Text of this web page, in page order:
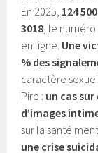
En 2025, 124
3018, le
en ligne. Une
% des
caractère
Pire : un cas
d’images
sur la santé
une crise